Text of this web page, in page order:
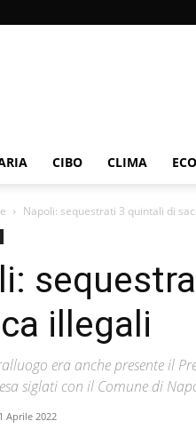
CIBO CLIMA
Napoli: sequestrati 3 quintali di
illegali
era anche presente il
siglati con il Comune di
Aprile 2022